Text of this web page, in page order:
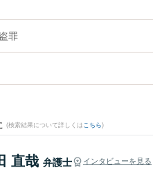
罪
(検索結果について詳しくは こちら)
直哉 弁護士 インタビューを見る